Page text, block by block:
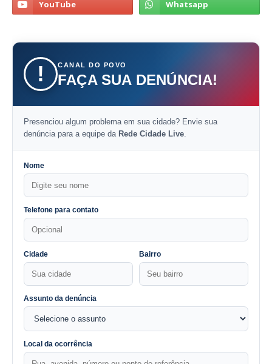
! CANAL DO POVO
FAÇA SUA DENÚNCIA!
Presenciou algum problema em sua cidade? Envie sua
denúncia para a equipe da Rede Cidade Live
Nome
Telefone para contato
Cidade Bairro
Assunto da denúncia
Local da ocorrência